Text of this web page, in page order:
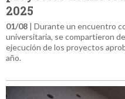
2025
01/08 | Durante un encuentro
universitaria, se compartieron
ejecución de los proyectos
año.